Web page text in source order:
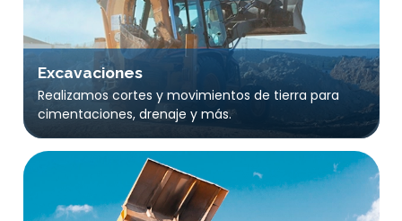
Excavaciones
Realizamos cortes y movimientos de tierra para
cimentaciones, drenaje y más.